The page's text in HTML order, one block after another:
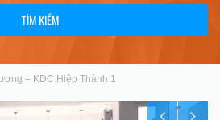
TÌM KIẾM
– KDC Hiệp Thành 1